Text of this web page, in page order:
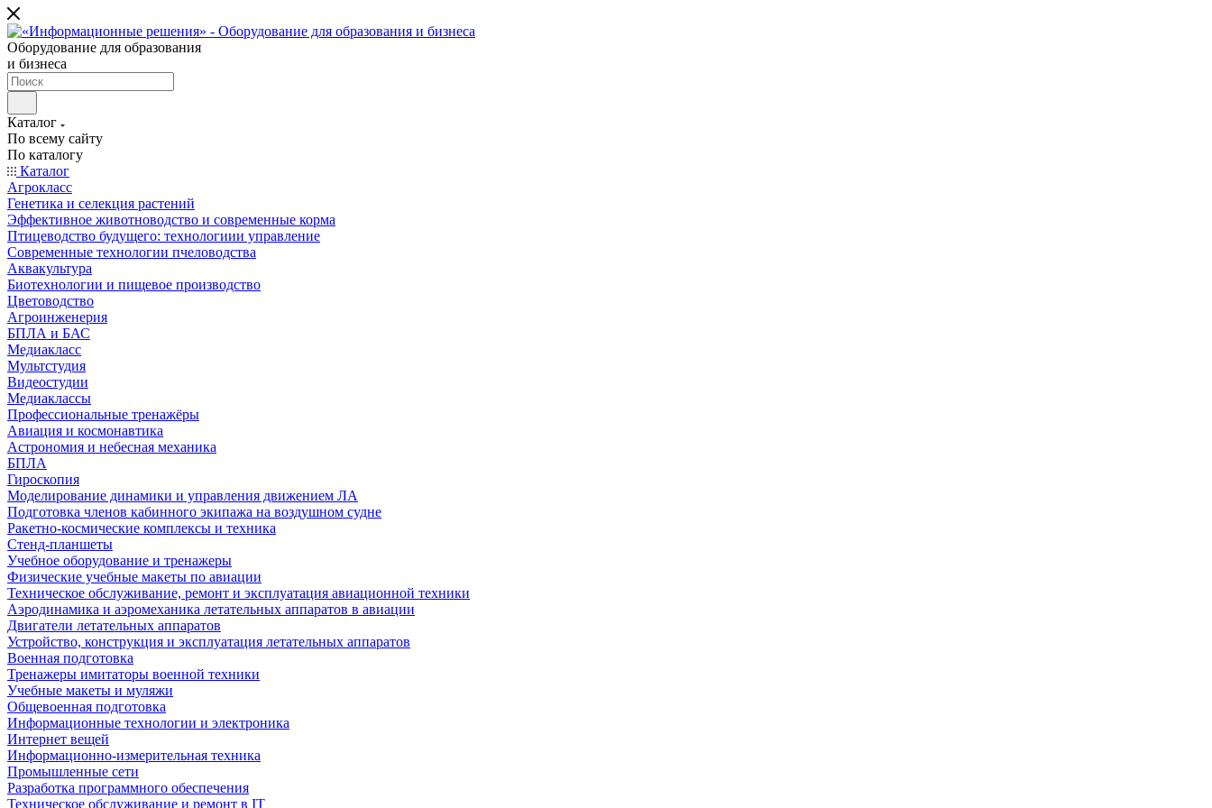
Оборудование для образования
и бизнеса
Каталог
По всему сайту
По каталогу
Каталог
Агрокласс
Генетика и селекция растений
Эффективное животноводство и современные корма
Птицеводство будущего: технологиии управление
Современные технологии пчеловодства
Аквакультура
Биотехнологии и пищевое производство
Цветоводство
Агроинженерия
БПЛА и БАС
Медиакласс
Мультстудия
Видеостудии
Медиаклассы
Профессиональные тренажёры
Авиация и космонавтика
Астрономия и небесная механика
БПЛА
Гироскопия
Моделирование динамики и управления движением ЛА
Подготовка членов кабинного экипажа на воздушном судне
Ракетно-космические комплексы и техника
Стенд-планшеты
Учебное оборудование и тренажеры
Физические учебные макеты по авиации
Техническое обслуживание, ремонт и эксплуатация авиационной техники
Аэродинамика и аэромеханика летательных аппаратов в авиации
Двигатели летательных аппаратов
Устройство, конструкция и эксплуатация летательных аппаратов
Военная подготовка
Тренажеры имитаторы военной техники
Учебные макеты и муляжи
Общевоенная подготовка
Информационные технологии и электроника
Интернет вещей
Информационно-измерительная техника
Промышленные сети
Разработка программного обеспечения
Техническое обслуживание и ремонт в IT